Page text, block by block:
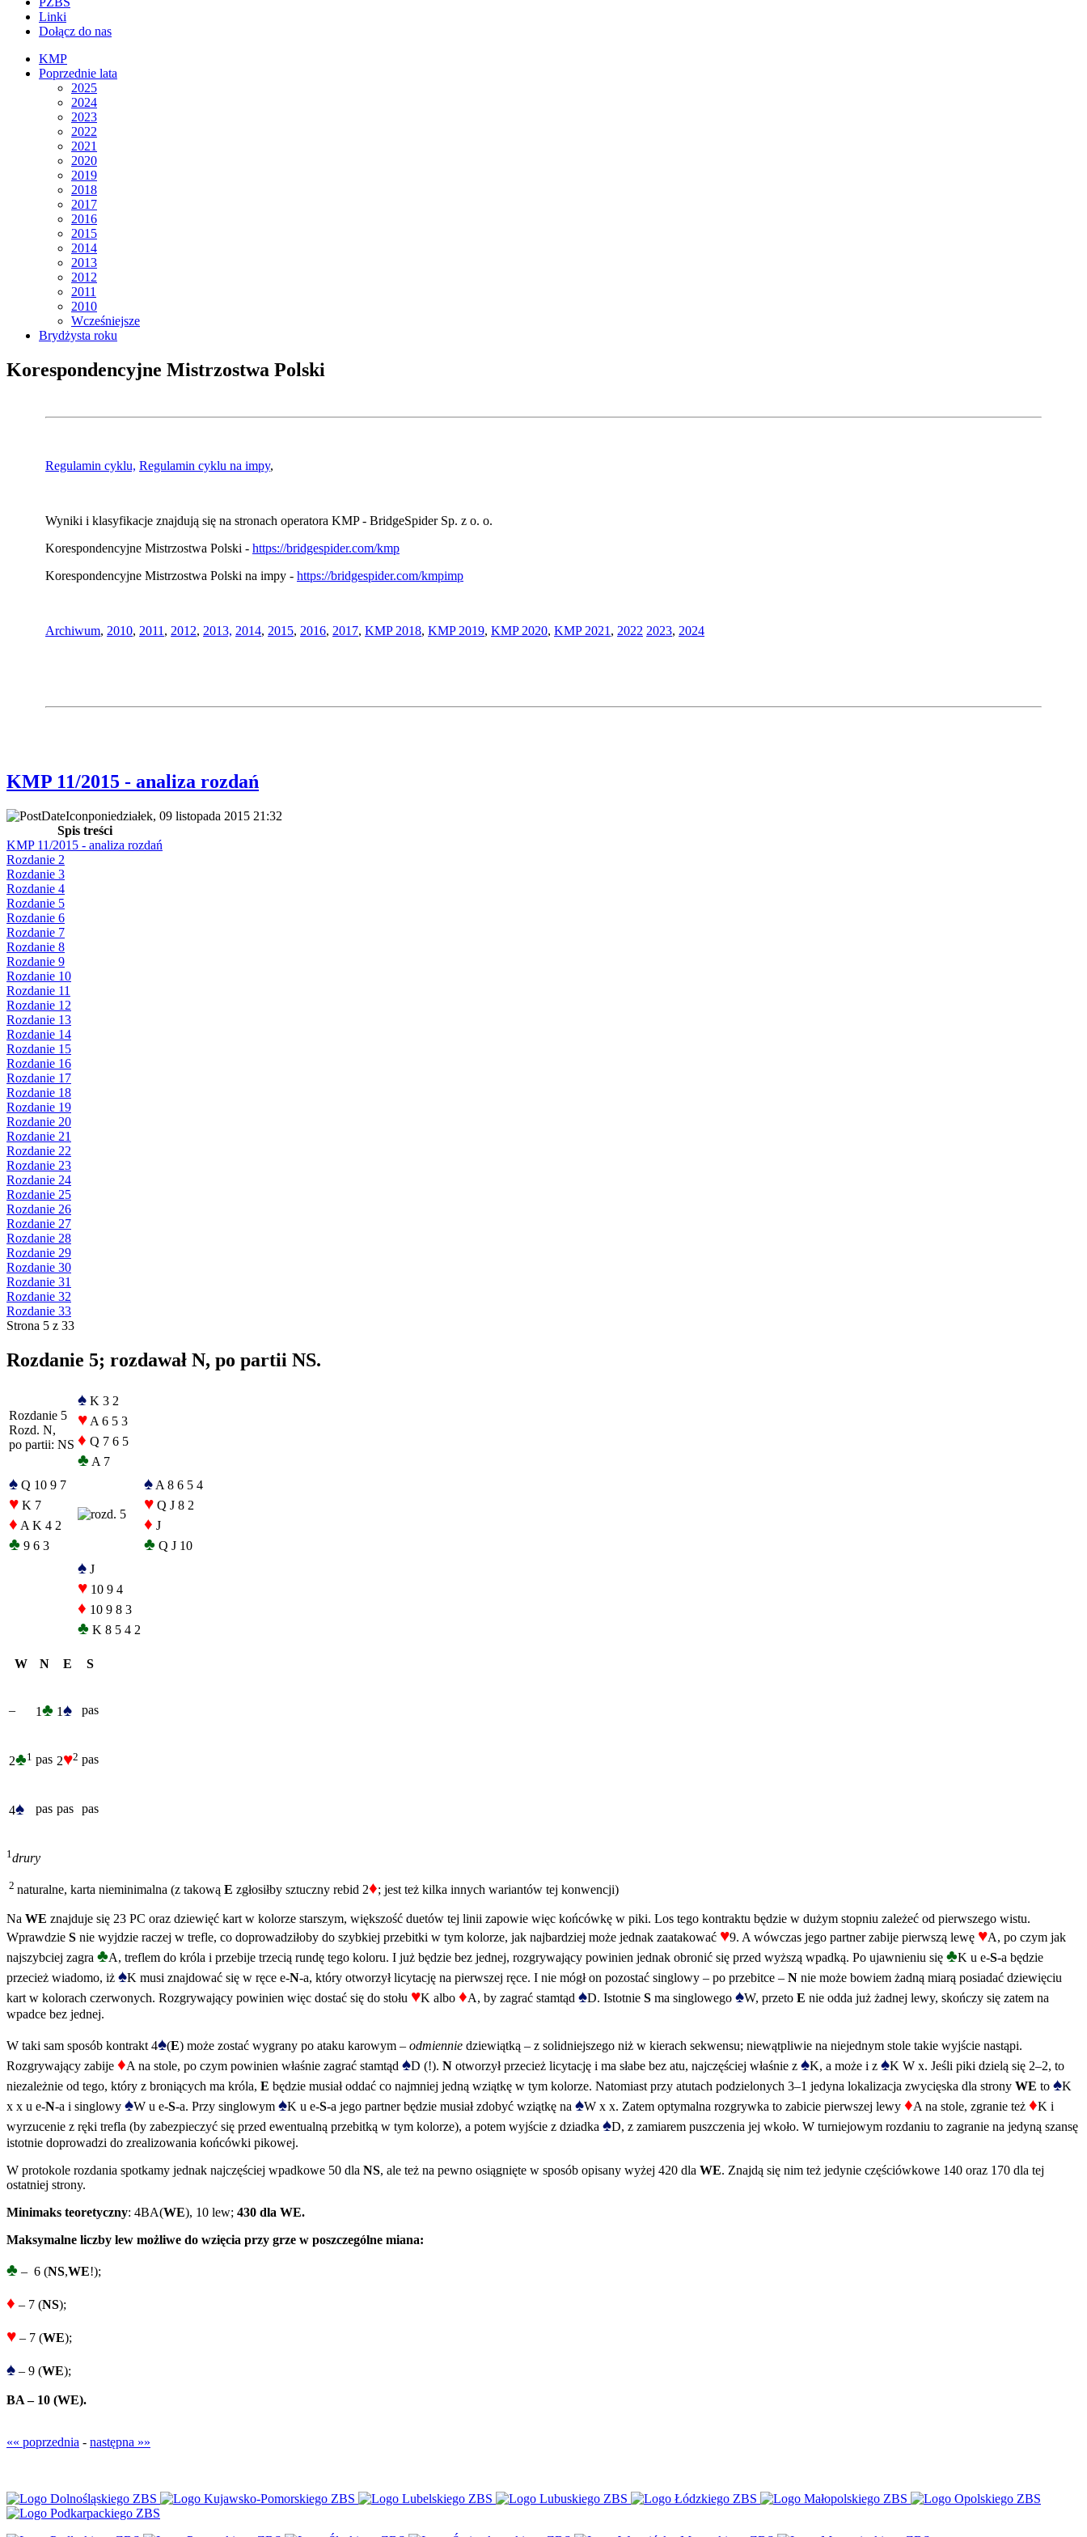
Linki
Dołącz do nas
KMP
Poprzednie lata
2025
2024
2023
2022
2021
2020
2019
2018
2017
2016
2015
2014
2013
2012
2011
2010
Wcześniejsze
Brydżysta roku
Korespondencyjne Mistrzostwa Polski
Regulamin cyklu, Regulamin cyklu na impy,
Wyniki i klasyfikacje znajdują się na stronach operatora KMP - BridgeSpider Sp. z o. o.
Korespondencyjne Mistrzostwa Polski - https://bridgespider.com/kmp
Korespondencyjne Mistrzostwa Polski na impy - https://bridgespider.com/kmpimp
Archiwum, 2010, 2011 , 2012, 2013, 2014, 2015, 2016, 2017, KMP 2018, KMP 2019, KMP 2020, KMP 2021 , 2022 2023, 2024
KMP 11/2015 - analiza rozdań
poniedziałek, 09 listopada 2015 21:32
Spis treści
KMP 11/2015 - analiza rozdań
Rozdanie 2
Rozdanie 3
Rozdanie 4
Rozdanie 5
Rozdanie 6
Rozdanie 7
Rozdanie 8
Rozdanie 9
Rozdanie 10
Rozdanie 11
Rozdanie 12
Rozdanie 13
Rozdanie 14
Rozdanie 15
Rozdanie 16
Rozdanie 17
Rozdanie 18
Rozdanie 19
Rozdanie 20
Rozdanie 21
Rozdanie 22
Rozdanie 23
Rozdanie 24
Rozdanie 25
Rozdanie 26
Rozdanie 27
Rozdanie 28
Rozdanie 29
Rozdanie 30
Rozdanie 31
Rozdanie 32
Rozdanie 33
Strona 5 z 33
Rozdanie 5; rozdawał N, po partii NS.
Rozdanie 5
Rozd. N,
po partii: NS
♠ K 3 2
♥ A 6 5 3
♦ Q 7 6 5
♣ A 7
♠ Q 10 9 7
♥ K 7
♦ A K 4 2
♣ 9 6 3
♠ A 8 6 5 4
♥ Q J 8 2
♦ J
♣ Q J 10
♠ J
♥ 10 9 4
♦ 10 9 8 3
♣ K 8 5 4 2
W N E S
– 1♣ 1♠ pas
2♣1 pas 2♥2 pas
4♠ pas pas pas
1 drury
2 naturalne, karta nieminimalna (z takową E zgłosiłby sztuczny rebid 2♦; jest też kilka innych wariantów tej konwencji)
Na WE znajduje się 23 PC oraz dziewięć kart w kolorze starszym, większość duetów tej linii zapowie więc końcówkę w piki. Los tego kontraktu będzie w dużym stopniu zależeć od pierwszego wistu.
Wprawdzie S nie wyjdzie raczej w trefle, co doprowadziłoby do szybkiej przebitki w tym kolorze, jak najbardziej może jednak zaatakować ♥9. A wówczas jego partner zabije pierwszą lewę ♥A, po czym jak
najszybciej zagra ♣A, treflem do króla i przebije trzecią rundę tego koloru. I już będzie bez jednej, rozgrywający powinien jednak obronić się przed wyższą wpadką. Po ujawnieniu się ♣K u e-S-a będzie
przecież wiadomo, iż ♠K musi znajdować się w ręce e-N-a, który otworzył licytację na pierwszej ręce. I nie mógł on pozostać singlowy – po przebitce – N nie może bowiem żadną miarą posiadać dziewięciu
kart w kolorach czerwonych. Rozgrywający powinien więc dostać się do stołu ♥K albo ♦A, by zagrać stamtąd ♠D. Istotnie S ma singlowego ♠W, przeto E nie odda już żadnej lewy, skończy się zatem na
wpadce bez jednej.
W taki sam sposób kontrakt 4♠(E) może zostać wygrany po ataku karowym – odmiennie dziewiątką – z solidniejszego niż w kierach sekwensu; niewątpliwie na niejednym stole takie wyjście nastąpi.
Rozgrywający zabije ♦A na stole, po czym powinien właśnie zagrać stamtąd ♠D (!). N otworzył przecież licytację i ma słabe bez atu, najczęściej właśnie z ♠K, a może i z ♠K W x. Jeśli piki dzielą się 2–2, to
niezależnie od tego, który z broniących ma króla, E będzie musiał oddać co najmniej jedną wziątkę w tym kolorze. Natomiast przy atutach podzielonych 3–1 jedyna lokalizacja zwycięska dla strony WE to ♠K
x x u e-N-a i singlowy ♠W u e-S-a. Przy singlowym ♠K u e-S-a jego partner będzie musiał zdobyć wziątkę na ♠W x x. Zatem optymalna rozgrywka to zabicie pierwszej lewy ♦A na stole, zgranie też ♦K i
wyrzucenie z ręki trefla (by zabezpieczyć się przed ewentualną przebitką w tym kolorze), a potem wyjście z dziadka ♠D, z zamiarem puszczenia jej wkoło. W turniejowym rozdaniu to zagranie na jedyną szansę
istotnie doprowadzi do zrealizowania końcówki pikowej.
W protokole rozdania spotkamy jednak najczęściej wpadkowe 50 dla NS, ale też na pewno osiągnięte w sposób opisany wyżej 420 dla WE. Znajdą się nim też jedynie częściówkowe 140 oraz 170 dla tej
ostatniej strony.
Minimaks teoretyczny: 4BA(WE), 10 lew; 430 dla WE.
Maksymalne liczby lew możliwe do wzięcia przy grze w poszczególne miana:
♣ – 6 (NS,WE!);
♦ – 7 (NS);
♥ – 7 (WE);
♠ – 9 (WE);
BA – 10 (WE).
«« poprzednia - następna »»